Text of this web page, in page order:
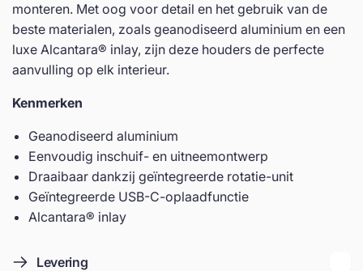
monteren. Met oog voor detail en het gebruik van de
beste materialen, zoals geanodiseerd aluminium en een
luxe Alcantara® inlay, zijn deze houders de perfecte
aanvulling op elk interieur.
Kenmerken
Geanodiseerd aluminium
Eenvoudig inschuif- en uitneemontwerp
Draaibaar dankzij geïntegreerde rotatie-unit
Geïntegreerde USB-C-oplaadfunctie
Alcantara® inlay
Levering